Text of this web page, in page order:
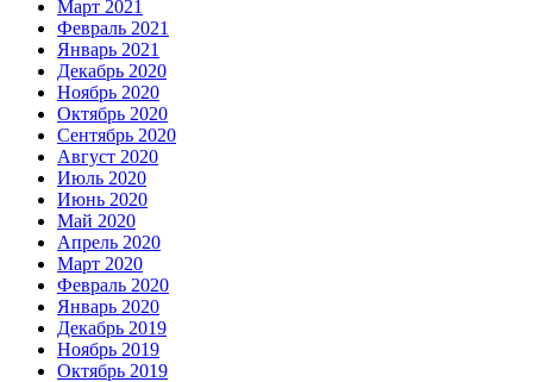
Март 2021
Февраль 2021
Январь 2021
Декабрь 2020
Ноябрь 2020
Октябрь 2020
Сентябрь 2020
Август 2020
Июль 2020
Июнь 2020
Май 2020
Апрель 2020
Март 2020
Февраль 2020
Январь 2020
Декабрь 2019
Ноябрь 2019
Октябрь 2019